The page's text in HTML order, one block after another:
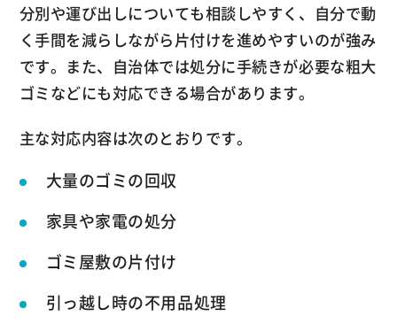
分別や運び出しについても相談しやすく、自分で動
く手間を減らしながら片付けを進めやすいのが強み
です。また、自治体では処分に手続きが必要な粗大
ゴミなどにも対応できる場合があります。
主な対応内容は次のとおりです。
大量のゴミの回収
家具や家電の処分
ゴミ屋敷の片付け
引っ越し時の不用品処理